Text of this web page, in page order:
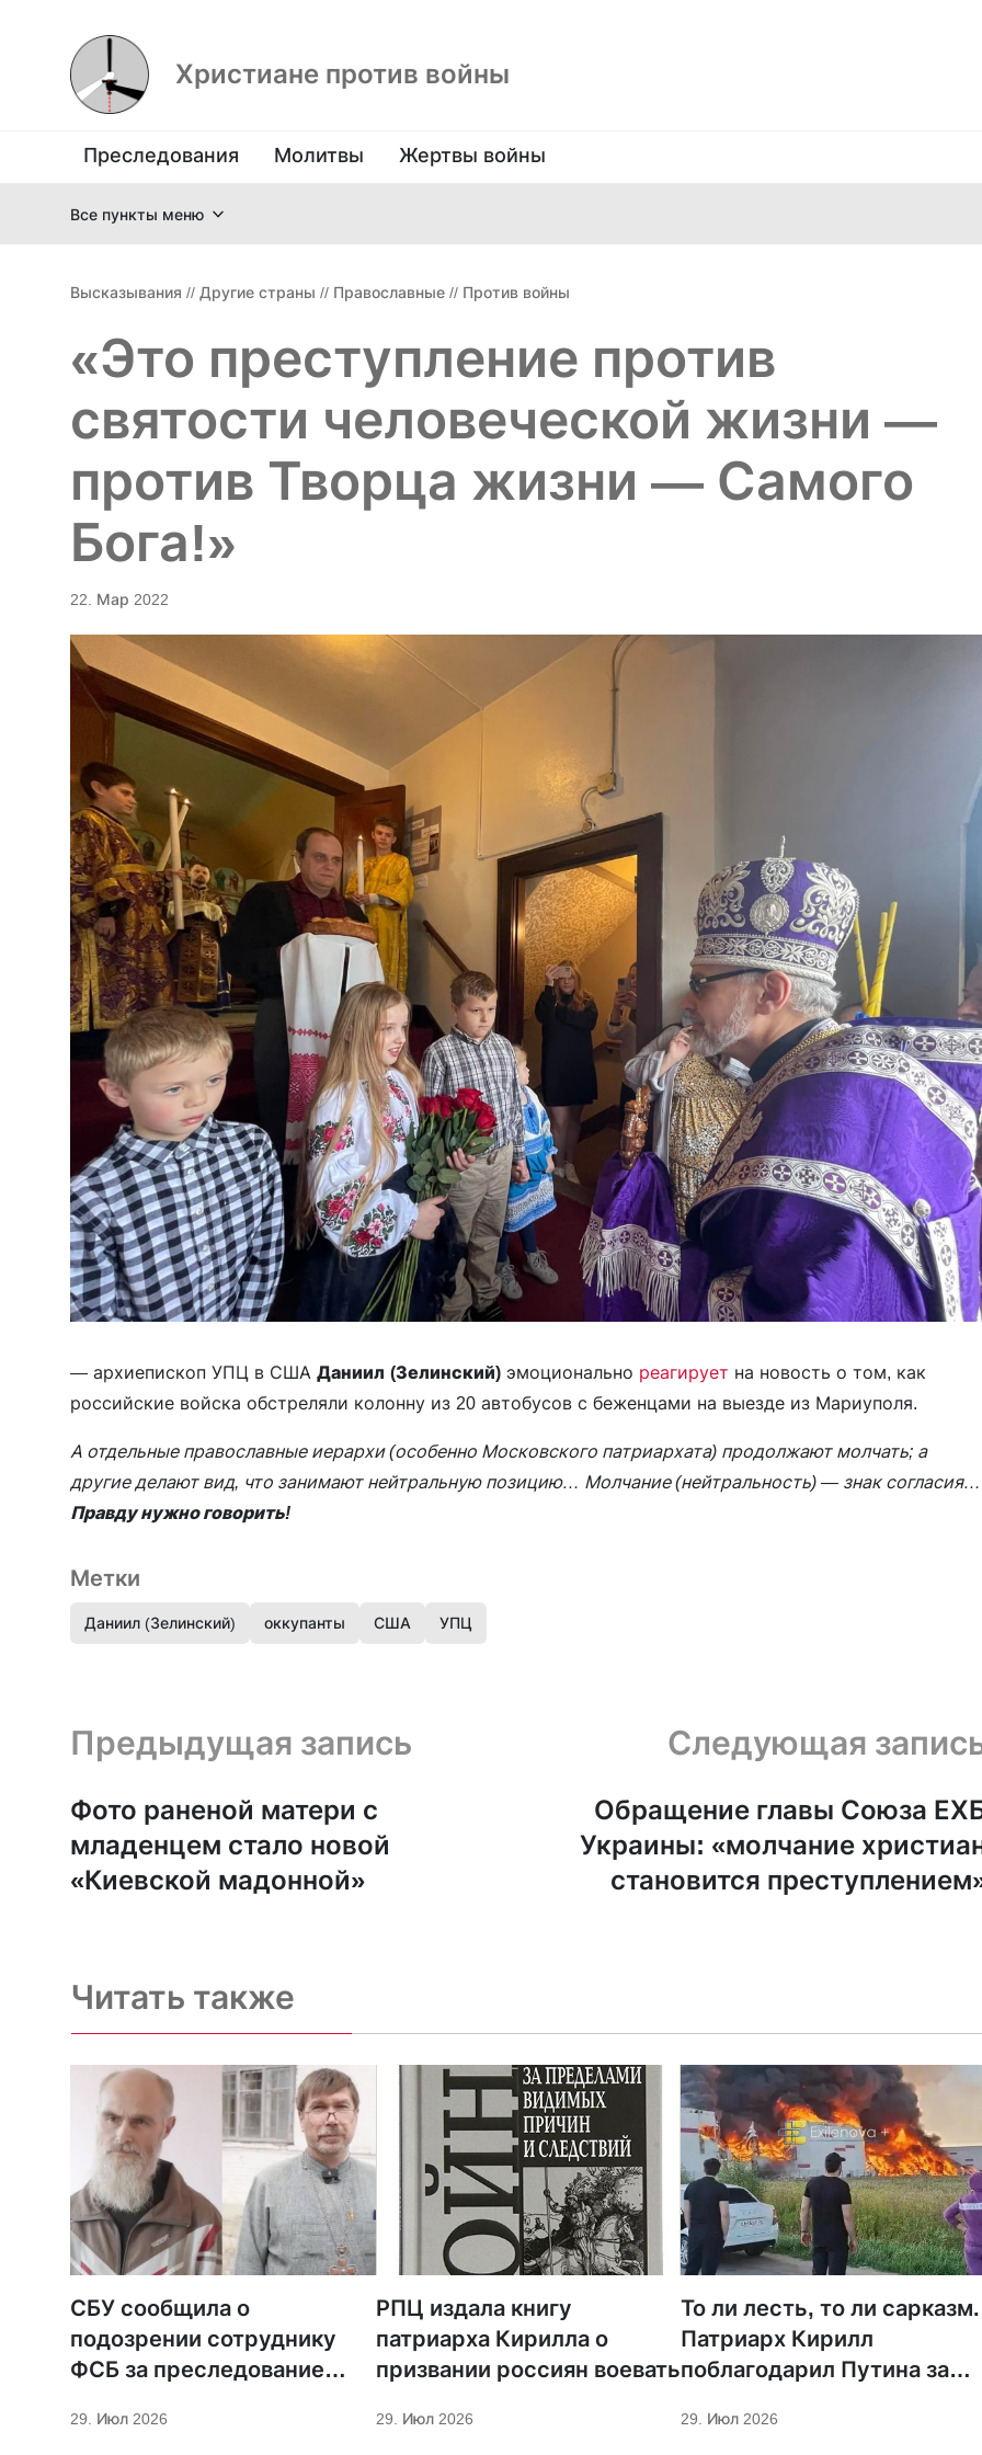
Христиане против войны
Преследования Молитвы Жертвы войны
Все пункты меню
Высказывания // Другие страны // Православные // Против войны
«Это преступление против
святости человеческой жизни —
против Творца жизни — Самого
Бога!»
22. Мар 2022
— архиепископ УПЦ в США Даниил (Зелинский) эмоционально реагирует на новость о том, как
российские войска обстреляли колонну из 20 автобусов с беженцами на выезде из Мариуполя.
А отдельные православные иерархи (особенно Московского патриархата) продолжают молчать; а
другие делают вид, что занимают нейтральную позицию… Молчание (нейтральность) — знак согласия…
Правду нужно говорить!
Метки
Даниил (Зелинский) оккупанты США УПЦ
Предыдущая запись и следующая запись
Предыдущая запись
Фото раненой матери с
младенцем стало новой
«Киевской мадонной»
Следующая
Обращение главы Союза
Украины: «молчание
становится
Читать также
СБУ сообщила о
подозрении сотруднику
ФСБ за преследование
29. Июл 2026
РПЦ издала книгу
патриарха Кирилла о
призвании россиян воевать
29. Июл 2026
То ли лесть, то ли сарказм.
Патриарх Кирилл
поблагодарил Путина за
экономическое развитие
29. Июл 2026